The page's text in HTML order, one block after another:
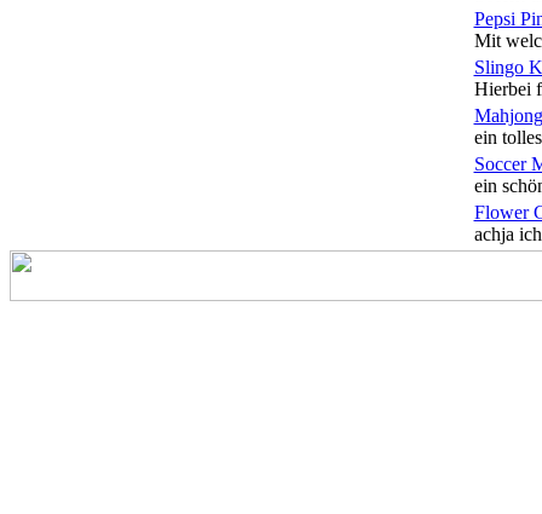
Pepsi
Mit
Slingo
Hierbei
ein
Soccer
ein
Flower
achja